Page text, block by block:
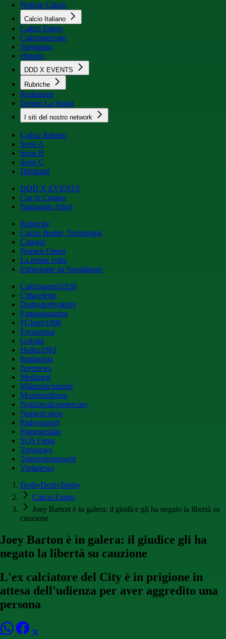
Notizie Calcio
Calcio Italiano
Calcio Estero
Calciomercato
Streaming
eSports
DDD X EVENTS
Rubriche
Redazione
Dentro La Storia
I siti del nostro network
Calcio Italiano
Serie A
Serie B
Serie C
Dilettanti
DDD X EVENTS
Cur in Campo
Nazionale Attori
Rubriche
Calcio &amp; Tecnologia
Cinegol
Nomen Omen
La prima volta
Etimologie da Spogliatoio
Calcionapoli1926
Cittaceleste
Derbyderbyderby
Fantamagazine
FCInter1908
Forzaroma
Golssip
Hellas1903
Ilmilanista
Juvenews
Mediagol
Milanistichannel
Mondoudinese
Notiziecalciomercato
Numericalcio
Padovasport
Pianetamilan
SOS Fanta
Toronews
Tuttobolognaweb
Violanews
DerbyDerbyDerby
Calcio Estero
Joey Barton è in galera: il giudice gli ha negato la libertà su
cauzione
Joey Barton è in galera: il giudice gli ha
negato la libertà su cauzione
L'ex calciatore del City è in prigione in
attesa dell'udienza per aver aggredito una
persona